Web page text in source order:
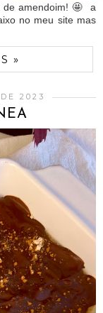
de amendoim! 🤩 a
no meu site mas
»
2023